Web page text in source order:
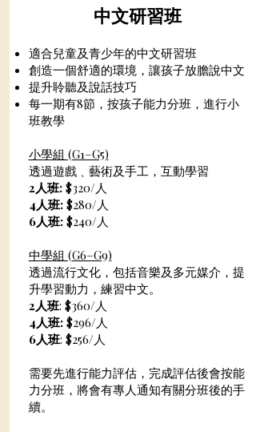
中文研習班
適合兒童及青少年的中文研習班​
創造一個舒適的環境，讓孩子放膽說中文
提升聆聽及說話技巧
每一期有8節，按孩子能力分班，進行小
班教學​
小學組 (G1–G5)
透過遊戲﹑藝術及手工，互動學習
2人班:$320/人
4人班:$280/人
6人班: $240/人
中學組 (G6–G9)
透過流行文化，包括音樂及多元媒介，提
升學習動力，練習中文。
2人班: $360/人
4人班: $296/人
6人班: $256/人
需要先進行能力評估，完成評估後會按能
力分班，將會有專人通知有關分班後的手
續。